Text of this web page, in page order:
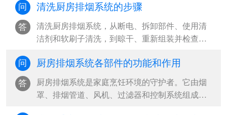
问 清洗厨房排烟系统的步骤
答
清洗厨房排烟系统，从断电、拆卸部件、使用清
洁剂和软刷子清洗，到晾干、重新组装并检查运
问 厨房排烟系统各部件的功能和作用
答
厨房排烟系统是家庭烹饪环境的守护者。它由烟
罩、排烟管道、风机、过滤器和控制系统组成，